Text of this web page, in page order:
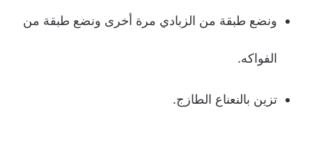
ونضع طبقة من الزبادي مرة أخرى ونضع طبقة من
الفواكه.
تزين بالنعناع الطازج.